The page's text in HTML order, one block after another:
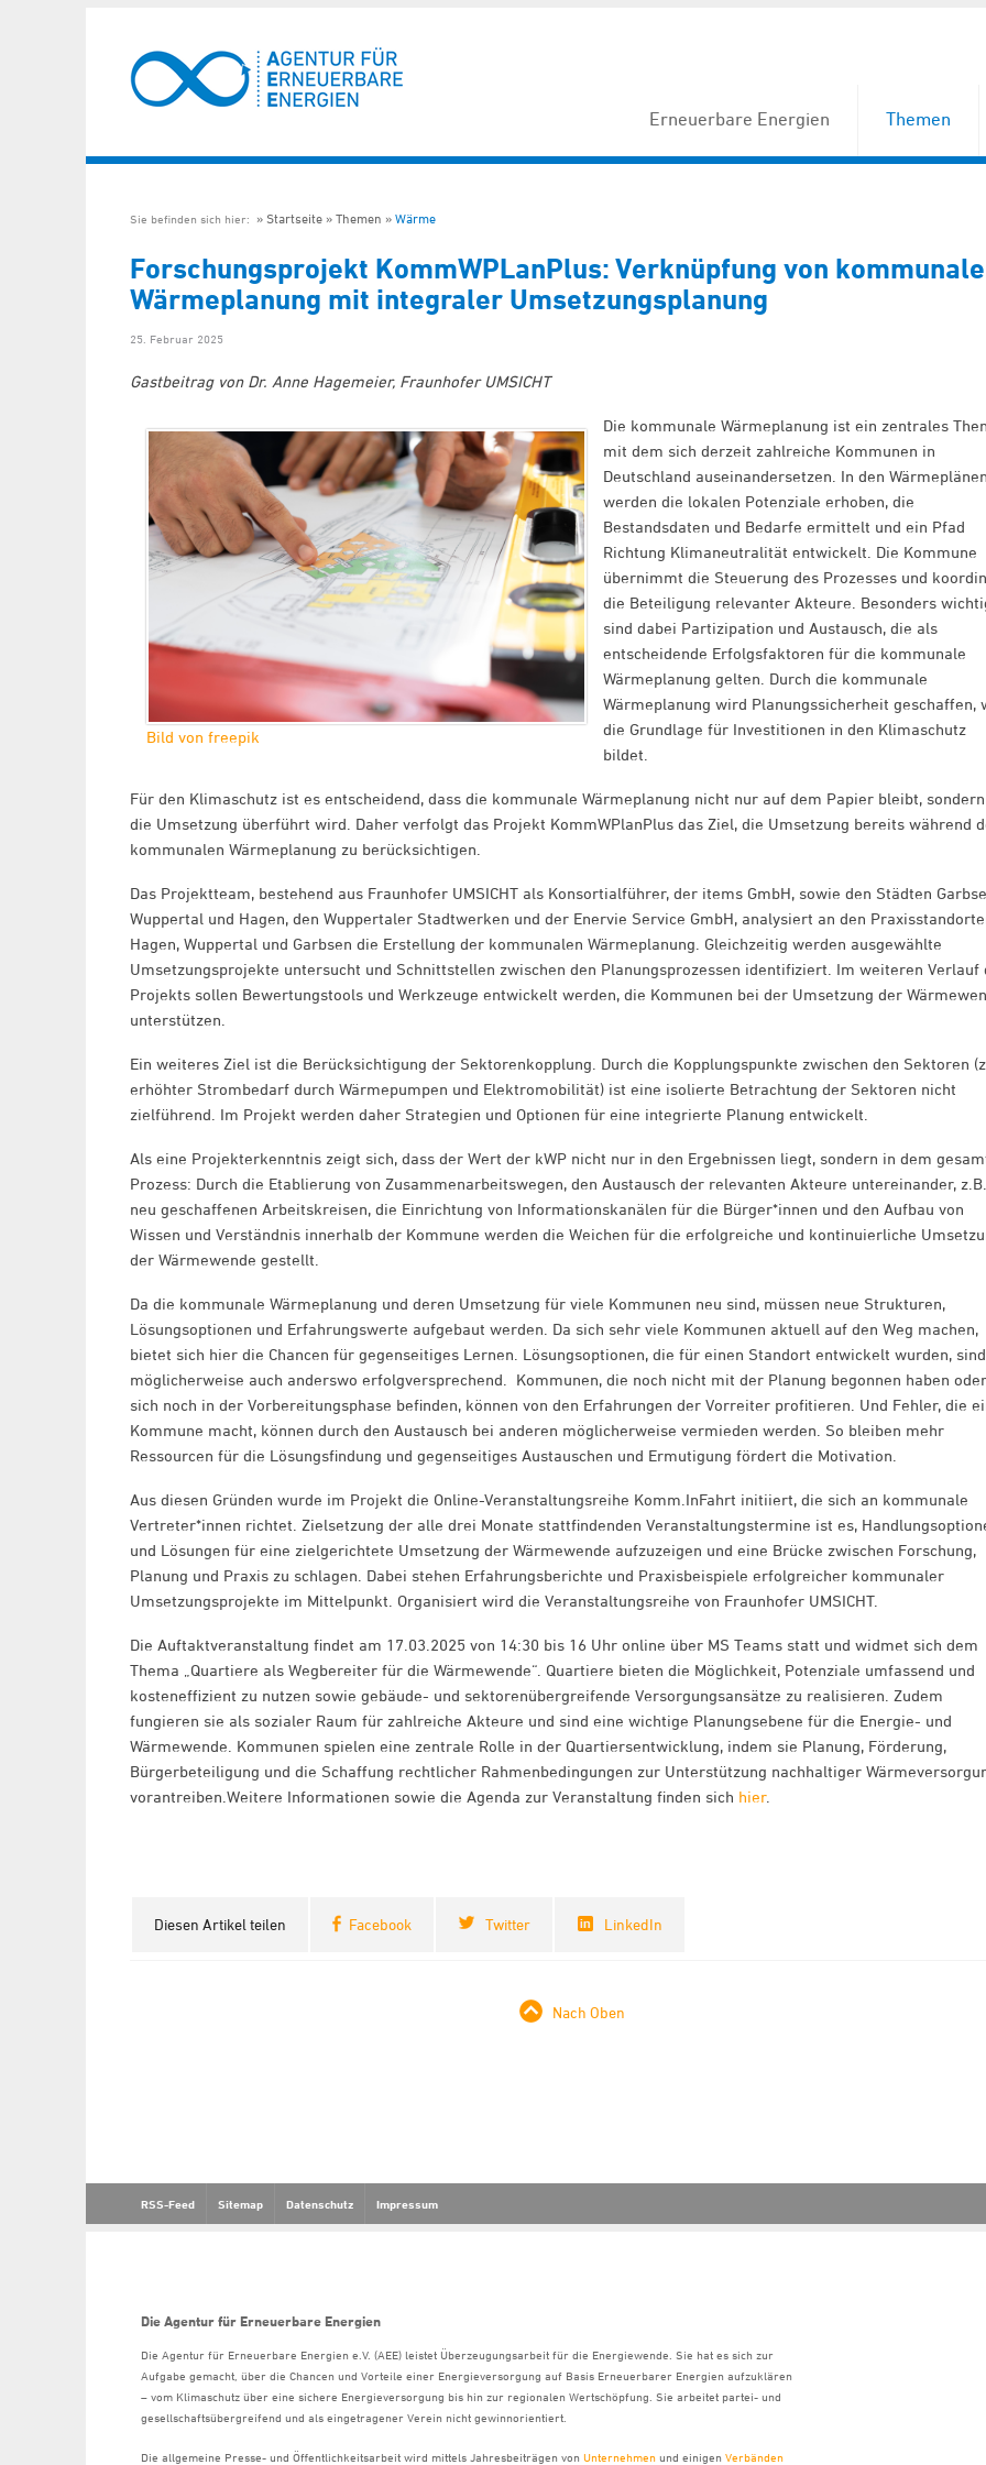
Erneuerbare Energien Themen
Sie befinden sich hier: Startseite Themen Wärme
Forschungsprojekt KommWPLanPlus: Verknüpfung von
Wärmeplanung mit integraler Umsetzungsplanung
25. Februar 2025
Gastbeitrag von Dr. Anne Hagemeier, Fraunhofer UMSICHT
Bild von freepik
Die kommunale Wärmeplanung ist ein zentrales
mit dem sich derzeit zahlreiche Kommunen in
Deutschland auseinandersetzen. In den Wärmeplänen
werden die lokalen Potenziale erhoben, die
Bestandsdaten und Bedarfe ermittelt und ein Pfad
Richtung Klimaneutralität entwickelt. Die Kommune
übernimmt die Steuerung des Prozesses und
die Beteiligung relevanter Akteure. Besonders
sind dabei Partizipation und Austausch, die als
entscheidende Erfolgsfaktoren für die kommunale
Wärmeplanung gelten. Durch die kommunale
Wärmeplanung wird Planungssicherheit geschaffen,
die Grundlage für Investitionen in den Klimaschutz
bildet.
Für den Klimaschutz ist es entscheidend, dass die kommunale Wärmeplanung nicht nur auf dem Papier bleibt,
die Umsetzung überführt wird. Daher verfolgt das Projekt KommWPlanPlus das Ziel, die Umsetzung bereits während
kommunalen Wärmeplanung zu berücksichtigen.
Das Projektteam, bestehend aus Fraunhofer UMSICHT als Konsortialführer, der items GmbH, sowie den Städten
Wuppertal und Hagen, den Wuppertaler Stadtwerken und der Enervie Service GmbH, analysiert an den
Hagen, Wuppertal und Garbsen die Erstellung der kommunalen Wärmeplanung. Gleichzeitig werden ausgewählte
Umsetzungsprojekte untersucht und Schnittstellen zwischen den Planungsprozessen identifiziert. Im weiteren Verlauf
Projekts sollen Bewertungstools und Werkzeuge entwickelt werden, die Kommunen bei der Umsetzung der
unterstützen.
Ein weiteres Ziel ist die Berücksichtigung der Sektorenkopplung. Durch die Kopplungspunkte zwischen den Sektoren
erhöhter Strombedarf durch Wärmepumpen und Elektromobilität) ist eine isolierte Betrachtung der Sektoren nicht
zielführend. Im Projekt werden daher Strategien und Optionen für eine integrierte Planung entwickelt.
Als eine Projekterkenntnis zeigt sich, dass der Wert der kWP nicht nur in den Ergebnissen liegt, sondern in dem
Prozess: Durch die Etablierung von Zusammenarbeitswegen, den Austausch der relevanten Akteure untereinander,
neu geschaffenen Arbeitskreisen, die Einrichtung von Informationskanälen für die Bürger*innen und den Aufbau von
Wissen und Verständnis innerhalb der Kommune werden die Weichen für die erfolgreiche und kontinuierliche
der Wärmewende gestellt.
Da die kommunale Wärmeplanung und deren Umsetzung für viele Kommunen neu sind, müssen neue Strukturen,
Lösungsoptionen und Erfahrungswerte aufgebaut werden. Da sich sehr viele Kommunen aktuell auf den Weg machen,
bietet sich hier die Chancen für gegenseitiges Lernen. Lösungsoptionen, die für einen Standort entwickelt wurden, sind
möglicherweise auch anderswo erfolgversprechend. Kommunen, die noch nicht mit der Planung begonnen haben oder
sich noch in der Vorbereitungsphase befinden, können von den Erfahrungen der Vorreiter profitieren. Und Fehler, die
Kommune macht, können durch den Austausch bei anderen möglicherweise vermieden werden. So bleiben mehr
Ressourcen für die Lösungsfindung und gegenseitiges Austauschen und Ermutigung fördert die Motivation.
Aus diesen Gründen wurde im Projekt die Online-Veranstaltungsreihe Komm.InFahrt initiiert, die sich an kommunale
Vertreter*innen richtet. Zielsetzung der alle drei Monate stattfindenden Veranstaltungstermine ist es,
und Lösungen für eine zielgerichtete Umsetzung der Wärmewende aufzuzeigen und eine Brücke zwischen Forschung,
Planung und Praxis zu schlagen. Dabei stehen Erfahrungsberichte und Praxisbeispiele erfolgreicher kommunaler
Umsetzungsprojekte im Mittelpunkt. Organisiert wird die Veranstaltungsreihe von Fraunhofer UMSICHT.
Die Auftaktveranstaltung findet am 17.03.2025 von 14:30 bis 16 Uhr online über MS Teams statt und widmet sich dem
Thema „Quartiere als Wegbereiter für die Wärmewende“. Quartiere bieten die Möglichkeit, Potenziale umfassend und
kosteneffizient zu nutzen sowie gebäude- und sektorenübergreifende Versorgungsansätze zu realisieren. Zudem
fungieren sie als sozialer Raum für zahlreiche Akteure und sind eine wichtige Planungsebene für die Energie- und
Wärmewende. Kommunen spielen eine zentrale Rolle in der Quartiersentwicklung, indem sie Planung, Förderung,
Bürgerbeteiligung und die Schaffung rechtlicher Rahmenbedingungen zur Unterstützung nachhaltiger
vorantreiben.Weitere Informationen sowie die Agenda zur Veranstaltung finden sich hier.
Diesen Artikel teilen Facebook Twitter LinkedIn
Nach Oben
RSS-Feed Sitemap Datenschutz Impressum
Die Agentur für Erneuerbare Energien
Die Agentur für Erneuerbare Energien e.V. (AEE) leistet Überzeugungsarbeit für die Energiewende. Sie hat es sich zur
Aufgabe gemacht, über die Chancen und Vorteile einer Energieversorgung auf Basis Erneuerbarer Energien aufzuklären
– vom Klimaschutz über eine sichere Energieversorgung bis hin zur regionalen Wertschöpfung. Sie arbeitet partei- und
gesellschaftsübergreifend und als eingetragener Verein nicht gewinnorientiert.
Die allgemeine Presse- und Öffentlichkeitsarbeit wird mittels Jahresbeiträgen von Unternehmen und einigen Verbänden